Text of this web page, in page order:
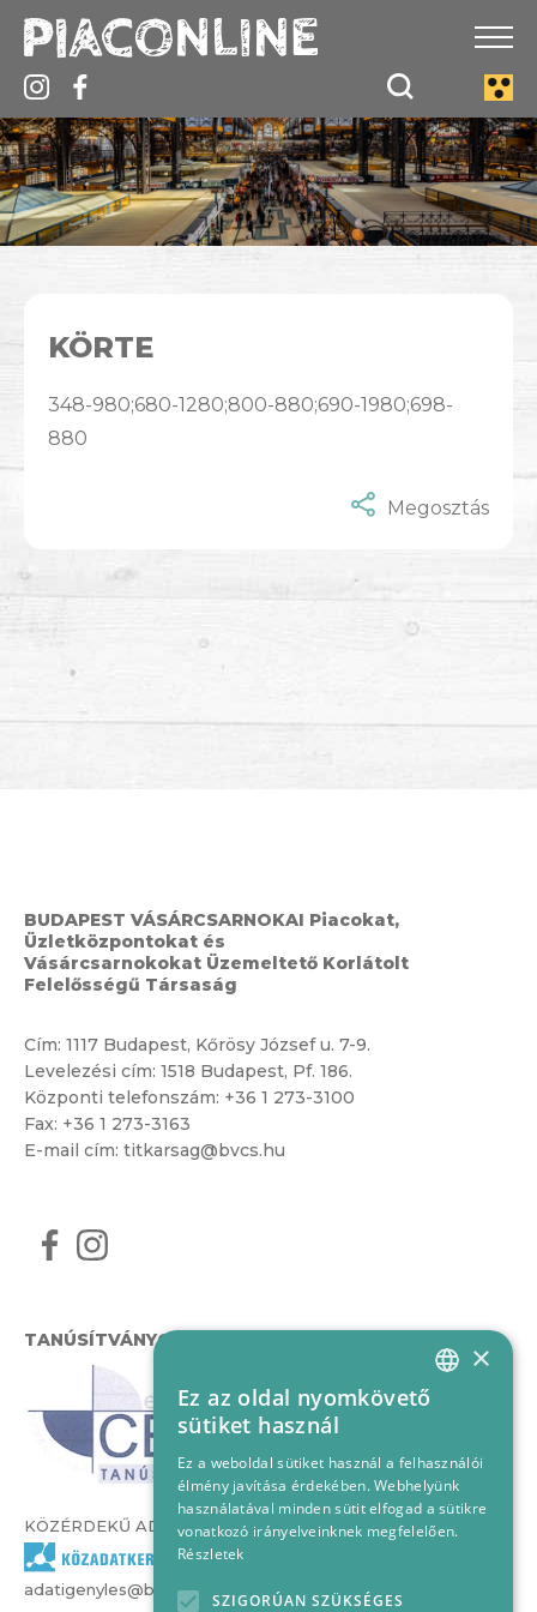
KÖRTE
348-980;680-1280;800-880;690-1980;698-
880
Megosztás
BUDAPEST VÁSÁRCSARNOKAI Piacokat,
Üzletközpontokat és
Vásárcsarnokokat Üzemeltető Korlátolt
Felelősségű Társaság
Cím: 1117 Budapest, Kőrösy József u. 7-9.
Levelezési cím: 1518 Budapest, Pf. 186.
Központi telefonszám: +36 1 273-3100
Fax: +36 1 273-3163
E-mail cím: titkarsag@bvcs.hu
TANÚSÍTVÁNYOK
KÖZÉRDEKŰ ADATOK
adatigenyles@bvcs.hu
HUNGARIAN
×
Ez az oldal nyomkövető
sütiket használ
Ez a weboldal sütiket használ a felhasználói
élmény javítása érdekében. Webhelyünk
használatával minden sütit elfogad a sütikre
vonatkozó irányelveinknek megfelelően.
Részletek
SZIGORÚAN SZÜKSÉGES